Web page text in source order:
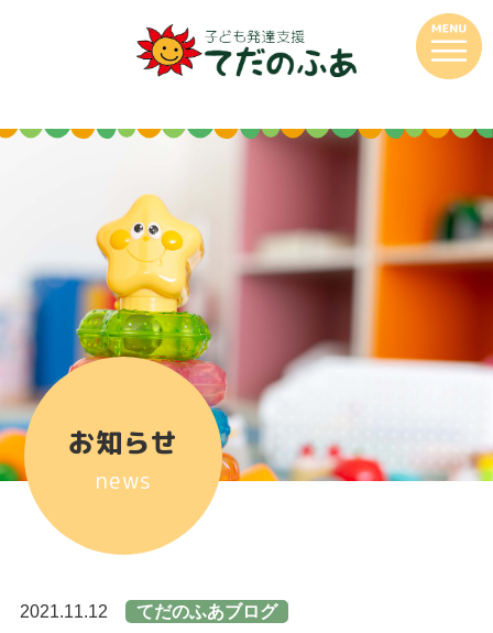
お知らせ
news
2021.11.12 てだのふあブログ